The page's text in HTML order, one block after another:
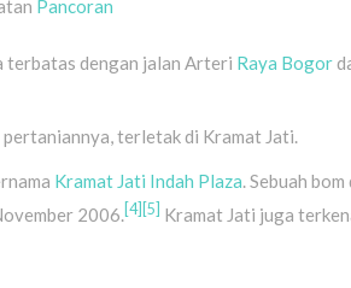
Pancoran
terbatas dengan jalan Arteri Raya Bogor
terletak di Kramat Jati.
Kramat Jati Indah Plaza . Sebuah
2006. [4] [5] Kramat Jati juga